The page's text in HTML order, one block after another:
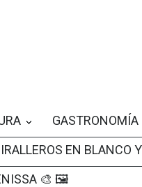
GASTRONOMÍA
EN BLANCO
🎨 🖼